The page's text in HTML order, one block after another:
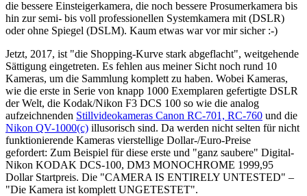
die bessere Einsteigerkamera, die noch bessere Prosumerkamera bis
hin zur semi- bis voll professionellen Systemkamera mit (DSLR)
oder ohne Spiegel (DSLM). Kaum etwas war vor mir sicher :-)
Jetzt, 2017, ist "die Shopping-Kurve stark abgeflacht", weitgehende
Sättigung eingetreten. Es fehlen aus meiner Sicht noch rund 10
Kameras, um die Sammlung komplett zu haben. Wobei Kameras,
wie die erste in Serie von knapp 1000 Exemplaren gefertigte DSLR
der Welt, die Kodak/Nikon F3 DCS 100 so wie die analog
aufzeichnenden Stillvideokameras Canon RC-701, RC-760 und die
Nikon QV-1000(c) illusorisch sind. Da werden nicht selten für nicht
funktionierende Kameras vierstellige Dollar-/Euro-Preise
gefordert: Zum Beispiel für diese erste und "ganz saubere" Digital-
Nikon KODAK DCS-100, DM3 MONOCHROME 1999,95
Dollar Startpreis. Die "CAMERA IS ENTIRELY UNTESTED" –
"Die Kamera ist komplett UNGETESTET".